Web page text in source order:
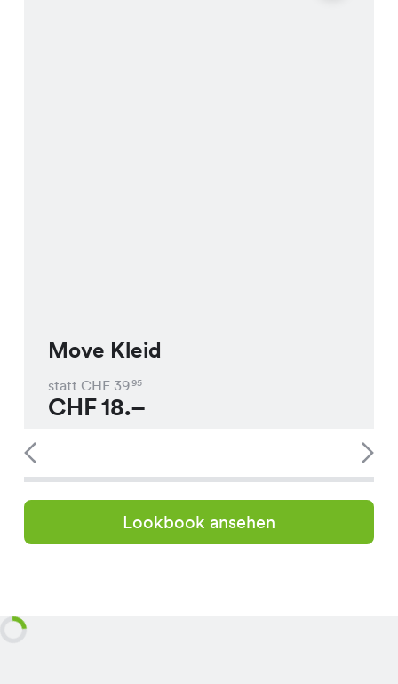
Move Kleid
statt CHF 3995
CHF18.–
Lookbook ansehen